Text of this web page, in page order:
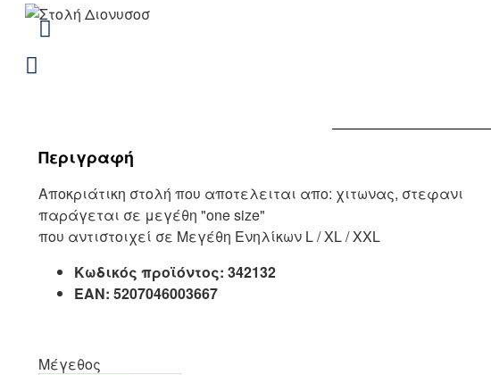
Περιγραφή
Αποκριάτικη στολή που αποτελειται απο: χιτωνας, στεφανι
παράγεται σε μεγέθη "one size"
που αντιστοιχεί σε Μεγέθη Ενηλίκων L / XL / XXL
Κωδικός προϊόντος: 342132
EAN: 5207046003667
Μέγεθος